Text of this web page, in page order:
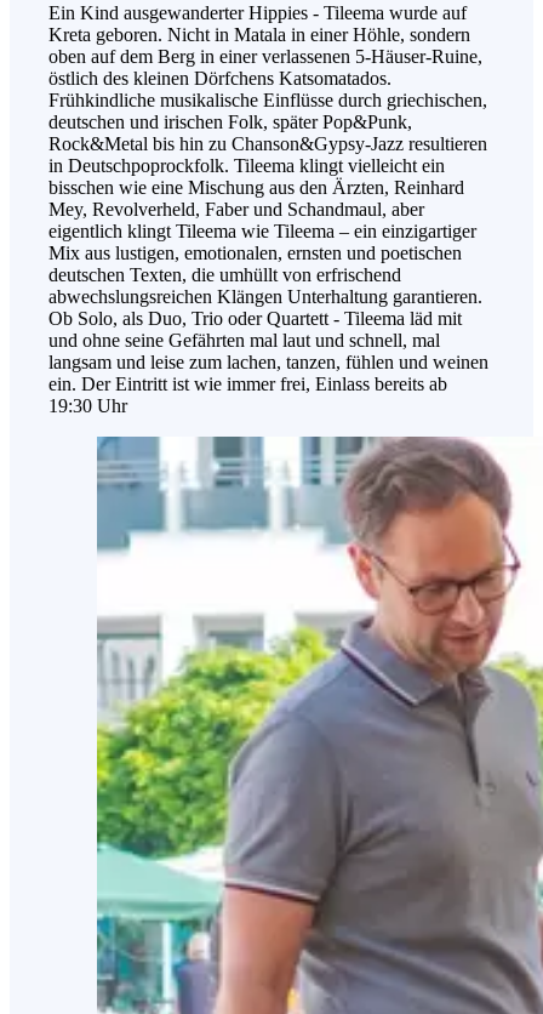
Ein Kind ausgewanderter Hippies - Tileema wurde auf
Kreta geboren. Nicht in Matala in einer Höhle, sondern
oben auf dem Berg in einer verlassenen 5-Häuser-Ruine,
östlich des kleinen Dörfchens Katsomatados.
Frühkindliche musikalische Einflüsse durch griechischen,
deutschen und irischen Folk, später Pop&Punk,
Rock&Metal bis hin zu Chanson&Gypsy-Jazz resultieren
in Deutschpoprockfolk. Tileema klingt vielleicht ein
bisschen wie eine Mischung aus den Ärzten, Reinhard
Mey, Revolverheld, Faber und Schandmaul, aber
eigentlich klingt Tileema wie Tileema – ein einzigartiger
Mix aus lustigen, emotionalen, ernsten und poetischen
deutschen Texten, die umhüllt von erfrischend
abwechslungsreichen Klängen Unterhaltung garantieren.
Ob Solo, als Duo, Trio oder Quartett - Tileema läd mit
und ohne seine Gefährten mal laut und schnell, mal
langsam und leise zum lachen, tanzen, fühlen und weinen
ein. Der Eintritt ist wie immer frei, Einlass bereits ab
19:30 Uhr